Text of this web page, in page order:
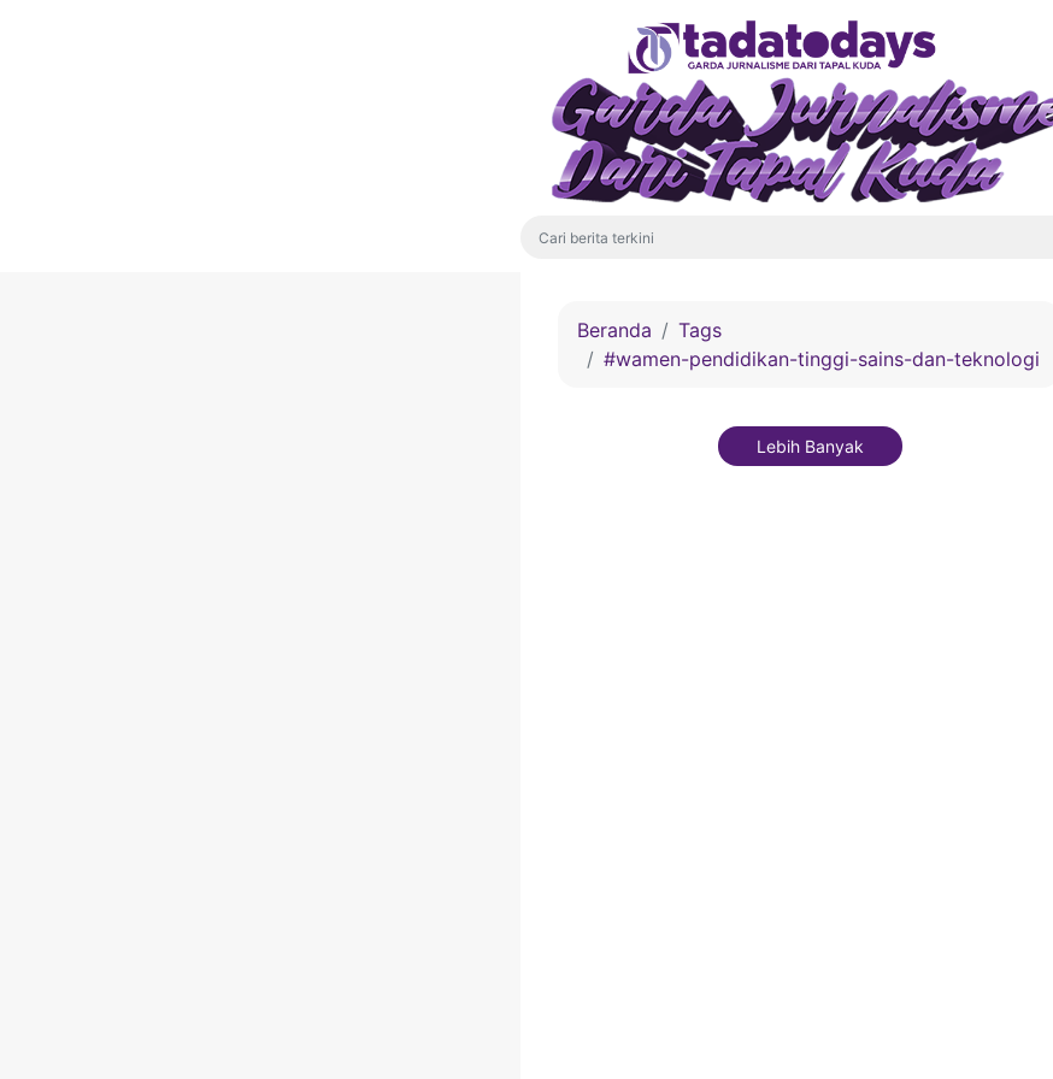
Beranda
Tags
#wamen-pendidikan-tinggi-sains-dan-teknologi
Lebih Banyak